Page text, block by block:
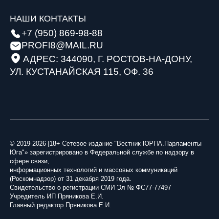
Парламентарии Ингушетии напутствовали
молодых офицеров в День выпуска военных
вузов
10 июля 2026
полном объеме
В фокусе внимания депутатов ЗСК — социальные
объекты Павловского района: от бассейна до
детской поликлиники
07 июля 2026
Спикер СФ Валентина Матвиенко: «Россия
открыта к диалогу с парламентами
дружественных стран»
30 июня 2026
28 июня 2026
Без заявлений и очередей: Минтруд предлагает
новый порядок назначения пенсий
21 июня 2026
Не просто лекции: студенты СНГ в Саратове
НАШИ КОНТАКТЫ
+7 (950) 869-98-88
PROFI8@MAIL.RU
АДРЕС: 344090, Г. РОСТОВ-НА-ДОНУ,
УЛ. КУСТАНАЙСКАЯ 115, ОФ. 36
© 2019-2026 |18+ Сетевое издание "Вестник ЮРПА.Парламенты
Юга"» зарегистрировано в Федеральной службе по надзору в
сфере связи,
информационных технологий и массовых коммуникаций
(Роскомнадзор) от 31 декабря 2019 года.
Свидетельство о регистрации СМИ Эл № ФС77-77497
Учредитель ИП Пряникова Е.И.
Главный редактор Пряникова Е.И.